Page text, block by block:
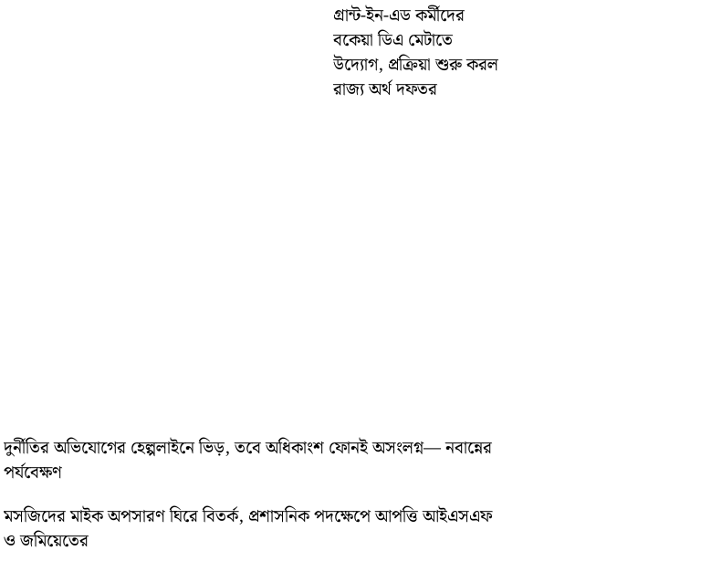
গ্রান্ট-ইন-এড কর্মীদের
বকেয়া ডিএ মেটাতে
উদ্যোগ, প্রক্রিয়া শুরু করল
রাজ্য অর্থ দফতর
Next
দুর্নীতির অভিযোগের হেল্পলাইনে ভিড়, তবে অধিকাংশ ফোনই অসংলগ্ন— নবান্নের
পর্যবেক্ষণ
মসজিদের মাইক অপসারণ ঘিরে বিতর্ক, প্রশাসনিক পদক্ষেপে আপত্তি আইএসএফ
ও জমিয়েতের